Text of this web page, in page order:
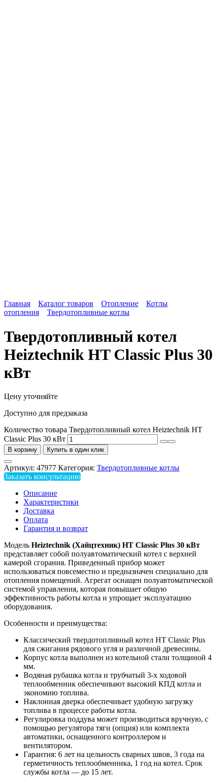
Главная Каталог товаров Отопление
Котлы
отопления
Твердотопливные котлы
Твердотопливный котел
Heiztechnik HT Classic Plus 30
кВт
Цену уточняйте
Доступно для предзаказа
Количество товара Твердотопливный котел Heiztechnik HT
Classic Plus 30 кВт
В корзину Купить в один клик
Артикул: 47977 Категория: Твердотопливные котлы
Заказать консультацию
Описание
Характеристики
Доставка
Оплата
Гарантия и возврат
Модель Heiztechnik (Хайцтехник) HT Classic Plus 30 кВт
представляет собой полуавтоматический котел с верхней
камерой сгорания. Приведенный прибор может
использоваться повсеместно и предназначен специально для
отопления помещений. Агрегат оснащен полуавтоматической
системой управления, которая повышает общую
эффективность работы котла и упрощает эксплуатацию
оборудования.
Особенности и преимущества:
Классический твердотопливный котел HT Classic Plus
для сжигания рядового угля и различной древесины.
Корпус котла выполнен из котельной стали толщиной 4
мм.
Водяная рубашка котла и трубчатый 3-х ходовой
теплообменник обеспечивают высокий КПД котла и
экономию топлива.
Наклонная дверка обеспечивает удобную загрузку
топлива в процессе работы котла.
Регулировка поддува может производиться вручную, с
помощью регулятора тяги (опция) или комплекта
автоматики, оснащенного контроллером и
вентилятором.
Гарантия: 6 лет на цельность сварных швов, 3 года на
герметичность теплообменника, 1 год на котел. Срок
службы котла — до 15 лет.